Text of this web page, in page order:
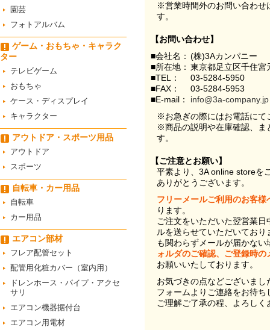
園芸
フォトアルバム
ゲーム・おもちゃ・キャラク
ター
テレビゲーム
おもちゃ
ケース・ディスプレイ
キャラクター
アウトドア・スポーツ用品
アウトドア
スポーツ
自転車・カー用品
自転車
カー用品
エアコン部材
フレア配管セット
配管用化粧カバー（室内用）
ドレンホース・パイプ・アクセ
サリ
エアコン機器据付台
エアコン用電材
※営業時間外のお問い合わせ
す。
【お問い合わせ】
■会社名： (株)3Aカンパニー
■所在地： 東京都足立区千住
■TEL：
03-5284-5950
■FAX：
03-5284-5953
■E-mail：
info@3a-company.jp
※お急ぎの際にはお電話にて
※商品の説明や在庫確認、ま
す。
【ご注意とお願い】
平素より、3A online storeを
ありがとうございます。
フリーメールご利用のお客様
ります。
ご注文をいただいた翌営業
ルを送らせていただいてお
も関わらずメールが届かない
ォルダのご確認、ご登録時
お願いいたしております。
お気づきの点などございま
フォームよりご連絡をお待ち
ご理解ご了承の程、よろし